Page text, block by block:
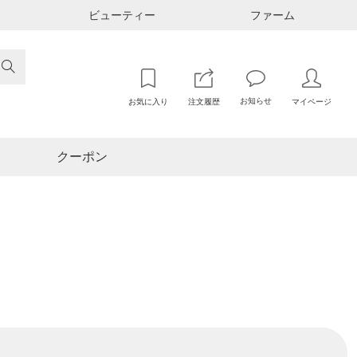
ビューティー ファーム

お気に入り 注文履歴 お知らせ マイページ
クーポン